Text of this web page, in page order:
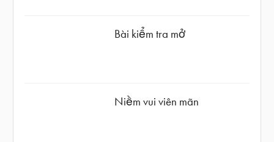
Bài kiểm tra mở
Niềm vui viên mãn